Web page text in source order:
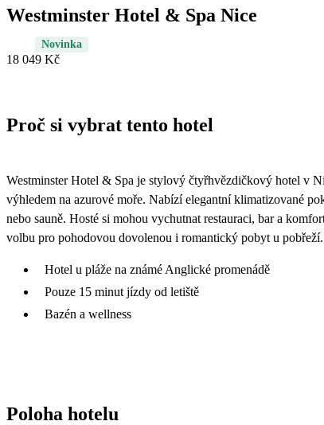
Westminster Hotel & Spa Nice
Novinka
18 049 Kč
Proč si vybrat tento hotel
Westminster Hotel & Spa je stylový čtyřhvězdičkový hotel v
výhledem na azurové moře. Nabízí elegantní klimatizované
nebo sauně. Hosté si mohou vychutnat restauraci, bar a
volbu pro pohodovou dovolenou i romantický pobyt u pobřeží.
Hotel u pláže na známé Anglické promenádě
Pouze 15 minut jízdy od letiště
Bazén a wellness
Poloha hotelu